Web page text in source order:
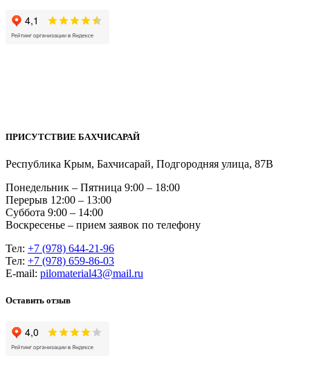
ПРИСУТСТВИЕ БАХЧИСАРАЙ
Республика Крым, Бахчисарай, Подгородняя улица, 87В
Понедельник – Пятница 9:00 – 18:00
Перерыв 12:00 – 13:00
Суббота 9:00 – 14:00
Воскресенье – прием заявок по телефону
Тел: +7 (978) 644-21-96
Тел: +7 (978) 659-86-03
Е-mail: pilomaterial43@mail.ru
Оставить отзыв